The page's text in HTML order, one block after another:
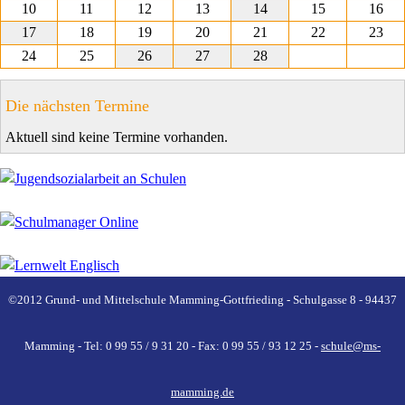
10
11 12 13 14 15
16
17
18 19 20 21 22
23
24
25 26 27 28
Die nächsten Termine
Aktuell sind keine Termine vorhanden.
©2012 Grund- und Mittelschule Mamming-Gottfrieding - Schulgasse 8 - 94437
Mamming - Tel: 0 99 55 / 9 31 20 - Fax: 0 99 55 / 93 12 25 - schule@ms-
mamming.de